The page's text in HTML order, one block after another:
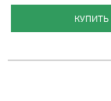
КУПИТЬ